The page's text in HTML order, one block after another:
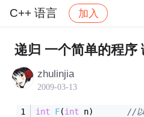
C++ 语言 加入
社区 C++ 语言 帖子
递归 一个简单的程序
zhulinjia
2009-03-13
int F(int n)
//